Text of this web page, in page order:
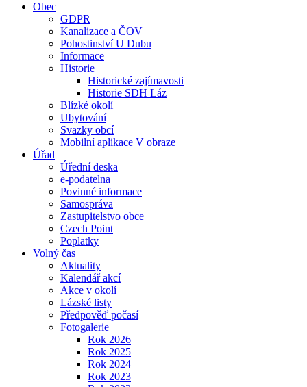
Obec
GDPR
Kanalizace a ČOV
Pohostinství U Dubu
Informace
Historie
Historické zajímavosti
Historie SDH Láz
Blízké okolí
Ubytování
Svazky obcí
Mobilní aplikace V obraze
Úřad
Úřední deska
e-podatelna
Povinné informace
Samospráva
Zastupitelstvo obce
Czech Point
Poplatky
Volný čas
Aktuality
Kalendář akcí
Akce v okolí
Lázské listy
Předpověď počasí
Fotogalerie
Rok 2026
Rok 2025
Rok 2024
Rok 2023